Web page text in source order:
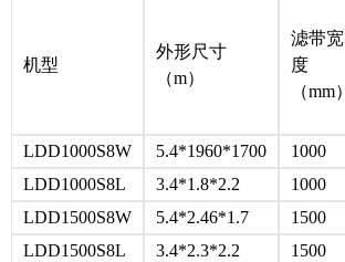
机型
外形尺寸
（m）
滤带宽
度
（mm）
LDD1000S8W 5.4*1960*1700 1000
LDD1000S8L
3.4*1.8*2.2 1000
LDD1500S8W
5.4*2.46*1.7 1500
LDD1500S8L
3.4*2.3*2.2 1500